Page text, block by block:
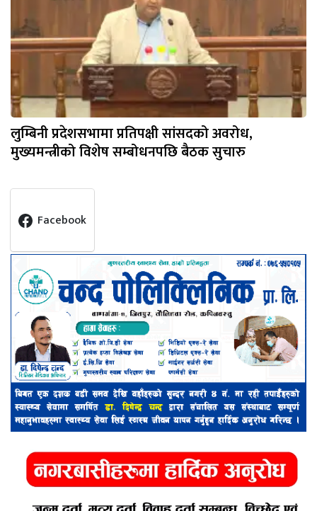
लुम्बिनी प्रदेशसभामा प्रतिपक्षी सांसदको अवरोध,
मुख्यमन्त्रीको विशेष सम्बोधनपछि बैठक सुचारु
Facebook